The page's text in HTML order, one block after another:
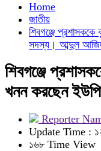
Home
জাতীয়
শিবগঞ্জে প্রশাসককে
সদস্য। আব্দুল
শিবগঞ্জে
খনন করছেন
Reporter
Update Time :
১৬৮ Time View